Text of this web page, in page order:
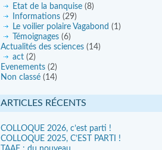
Etat de la banquise (8)
Informations (29)
Le voilier polaire Vagabond (1)
Témoignages (6)
Actualités des sciences (14)
act (2)
Evenements (2)
Non classé (14)
ARTICLES RÉCENTS
COLLOQUE 2026, c’est parti !
COLLOQUE 2025, C’EST PARTI !